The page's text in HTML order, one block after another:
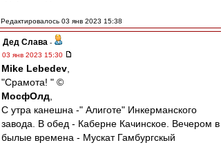
Редактировалось 03 янв 2023 15:38
Дед Слава -
03 янв 2023 15:30
Mike Lebedev
"Срамота! " ©
МосфОлд
С утра канешна -" Алиготе" Инкерманского
завода. В обед - Каберне Качинское. Вечером в
былые времена - Мускат Гамбургскый